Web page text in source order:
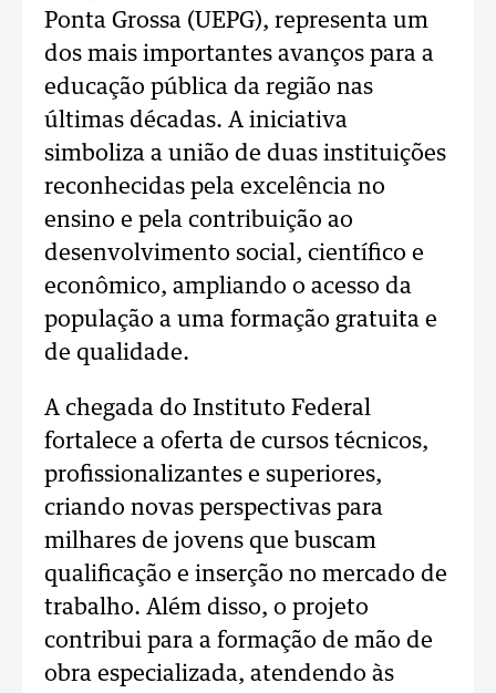
Ponta Grossa (UEPG), representa um
dos mais importantes avanços para a
educação pública da região nas
últimas décadas. A iniciativa
simboliza a união de duas instituições
reconhecidas pela excelência no
ensino e pela contribuição ao
desenvolvimento social, científico e
econômico, ampliando o acesso da
população a uma formação gratuita e
de qualidade.
A chegada do Instituto Federal
fortalece a oferta de cursos técnicos,
profissionalizantes e superiores,
criando novas perspectivas para
milhares de jovens que buscam
qualificação e inserção no mercado de
trabalho. Além disso, o projeto
contribui para a formação de mão de
obra especializada, atendendo às